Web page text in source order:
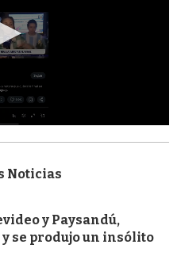
Noticias
y Paysandú,
se produjo un insólito